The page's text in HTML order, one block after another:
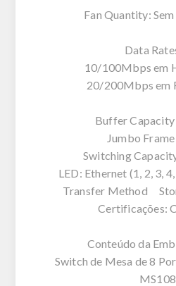
Fan Quantity:
Data
10/100Mbps em
20/200Mbps em
Buffer
Jumbo
Switching
LED: Ethernet (1, 2, 3,
Transfer Method
Certificações:
Conteúdo da
Switch de Mesa de 8
MS108